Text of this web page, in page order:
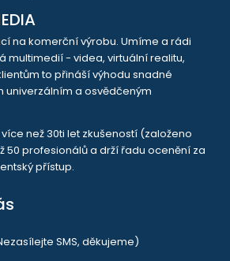
na komerční výrobu. Umíme a rádi
multimedií - videa, virtuální realitu,
to přináší výhodu snadné
univerzálním a osvědčeným
než 30ti let zkušeností (založeno
50 profesionálů a drží řadu ocenění za
přístup.
SMS, děkujeme)